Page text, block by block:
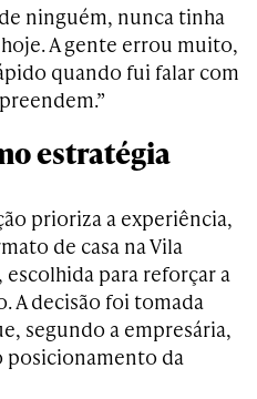
ninguém, nunca tinha
A gente errou muito,
quando fui falar com
estratégia
prioriza a experiência,
de casa na Vila
escolhida para reforçar a
A decisão foi tomada
segundo a empresária,
posicionamento da